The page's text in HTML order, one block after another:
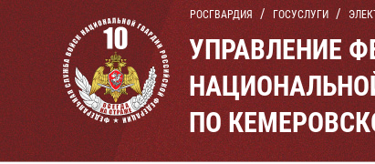
РОСГВАРДИЯ ГОСУСЛУГИ
УПРАВЛЕНИЕ
ПО